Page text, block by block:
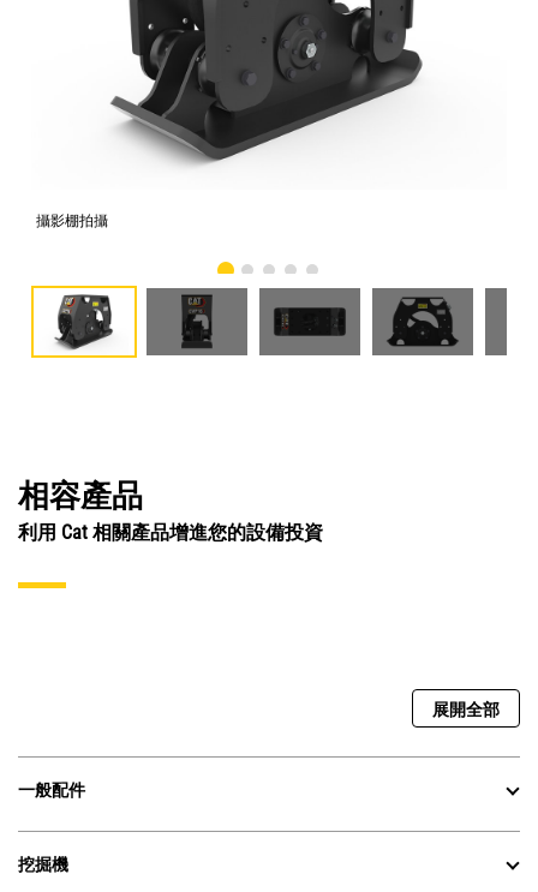
攝影棚拍攝
相容產品
利用 Cat 相關產品增進您的設備投資
展開全部
一般配件
挖掘機